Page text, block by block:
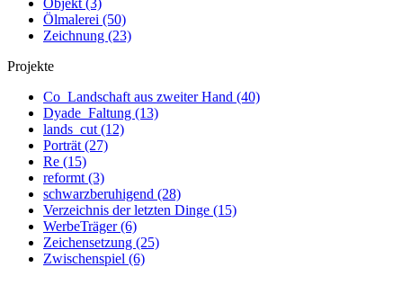
Ölmalerei (50)
Zeichnung (23)
Projekte
Co_Landschaft aus zweiter Hand (40)
Dyade_Faltung (13)
lands_cut (12)
Porträt (27)
Re (15)
reformt (3)
schwarzberuhigend (28)
Verzeichnis der letzten Dinge (15)
WerbeTräger (6)
Zeichensetzung (25)
Zwischenspiel (6)